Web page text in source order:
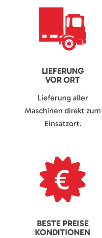
LIEFERUNG
VOR ORT
Lieferung aller
Maschinen direkt zum
Einsatzort.
BESTE PREISE
KONDITIONEN